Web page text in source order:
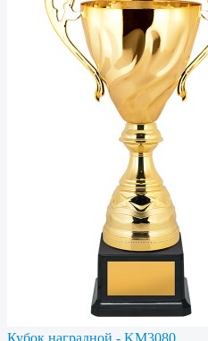
Кубок наградной - KM3080